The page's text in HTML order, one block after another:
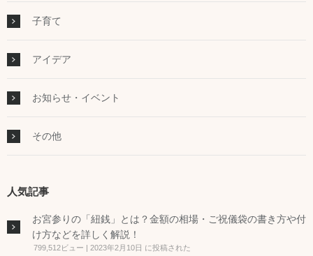
子育て
アイデア
お知らせ・イベント
その他
人気記事
お宮参りの「紐銭」とは？金額の相場・ご祝儀袋の書き方や付
け方などを詳しく解説！
799,512ビュー | 2023年2月10日 に投稿された